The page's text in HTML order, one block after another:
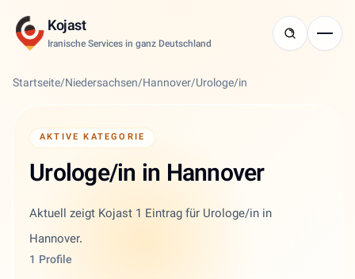
Kojast
Iranische Services in ganz Deutschland
Startseite/Niedersachsen/Hannover/Urologe/in
AKTIVE KATEGORIE
Urologe/in in Hannover
Aktuell zeigt Kojast 1 Eintrag für Urologe/in in
Hannover.
1 Profile